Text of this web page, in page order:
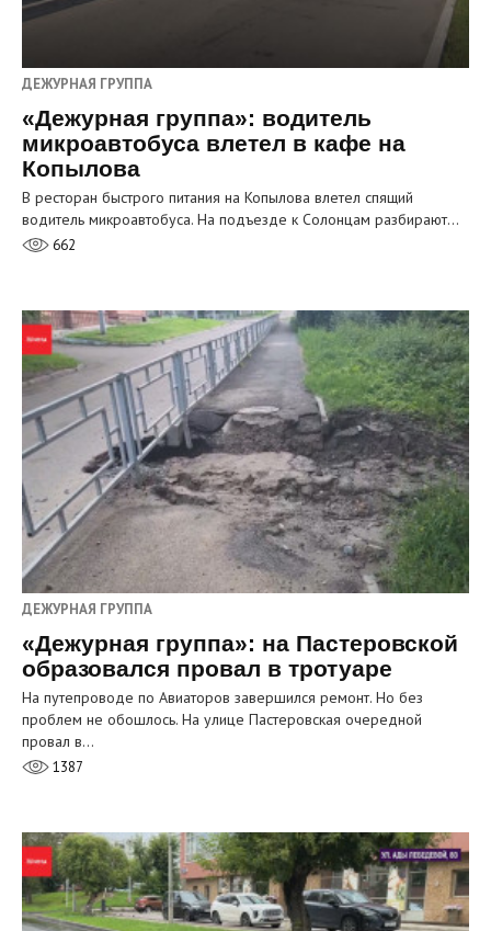
ДЕЖУРНАЯ ГРУППА
«Дежурная группа»: водитель
микроавтобуса влетел в кафе на
Копылова
В ресторан быстрого питания на Копылова влетел спящий
водитель микроавтобуса. На подъезде к Солонцам разбирают…
662
ДЕЖУРНАЯ ГРУППА
«Дежурная группа»: на Пастеровской
образовался провал в тротуаре
На путепроводе по Авиаторов завершился ремонт. Но без
проблем не обошлось. На улице Пастеровская очередной
провал в…
1387